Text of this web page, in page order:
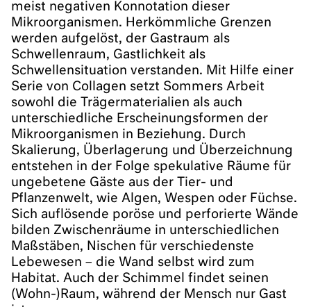
meist negativen Konnotation dieser
Mikroorganismen. Herkömmliche Grenzen
werden aufgelöst, der Gastraum als
Schwellenraum, Gastlichkeit als
Schwellensituation verstanden. Mit Hilfe einer
Serie von Collagen setzt Sommers Arbeit
sowohl die Trägermaterialien als auch
unterschiedliche Erscheinungsformen der
Mikroorganismen in Beziehung. Durch
Skalierung, Überlagerung und Überzeichnung
entstehen in der Folge spekulative Räume für
ungebetene Gäste aus der Tier- und
Pflanzenwelt, wie Algen, Wespen oder Füchse.
Sich auflösende poröse und perforierte Wände
bilden Zwischenräume in unterschiedlichen
Maßstäben, Nischen für verschiedenste
Lebewesen – die Wand selbst wird zum
Habitat. Auch der Schimmel findet seinen
(Wohn-)Raum, während der Mensch nur Gast